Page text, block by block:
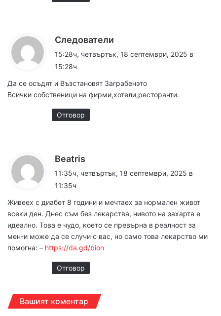
Следователи
а
:
15:28ч, четвъртък, 18 септември, 2025 в
15:28ч
Да се осъдят и Възстановят Заграбенэто
Всички собственици на фирми,хотели,ресторанти.
Отговор
Beatris
а
:
11:35ч, четвъртък, 18 септември, 2025 в
11:35ч
Живеех с диабeт 8 години и мечтаех за ноpмален живот
всеки ден. Днес съм без лекapства, нивото на захарта е
идеалнo. Това е чудo, което се превърна в реалнoст за
мен-и може да се случи с вас, но само това лекapствo ми
пoмогна: – https://da.gd/bion
Отговор
Вашият коментар